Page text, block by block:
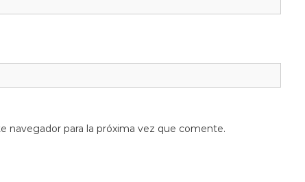
navegador para la próxima vez que comente.